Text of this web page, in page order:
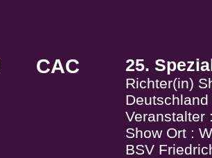
CAC 25.
Richter(in)
Deutschland
Veranstalter
Show Ort :
BSV